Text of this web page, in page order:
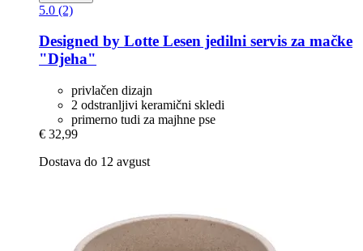
5.0 (2)
Designed by Lotte Lesen jedilni servis za mačke
"Djeha"
privlačen dizajn
2 odstranljivi keramični skledi
primerno tudi za majhne pse
€ 32,99
Dostava do 12 avgust